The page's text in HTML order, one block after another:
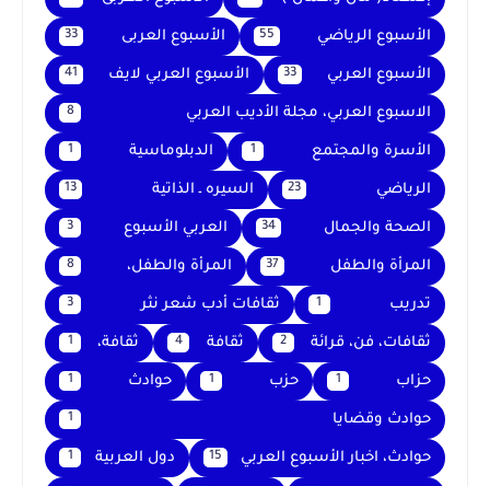
الأسبوع الرياضي 55 الأسبوع العربى 33
الأسبوع العربي 33 الأسبوع العربي لايف 41
الاسبوع العربي، مجلة الأديب العربي 8
الأسرة والمجتمع 1 الدبلوماسية 1
الرياضي 23 السيره ـ الذاتية 13
الصحة والجمال 34 العربي الأسبوع 3
المرأة والطفل 37 المرأة والطفل، 8
تدريب 1 ثقافات أدب شعر نثر 3
ثقافات، فن، قرائة 2 ثقافة 4 ثقافة، 1
حزاب 1 حزب 1 حوادث 1
حوادث وقضايا 1
حوادث، اخبار الأسبوع العربي 15 دول العربية 1